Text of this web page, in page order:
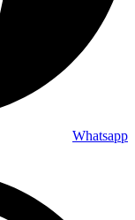
Whatsapp